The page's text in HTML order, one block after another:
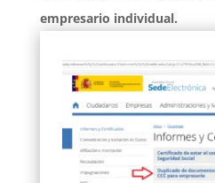
empresario individual.